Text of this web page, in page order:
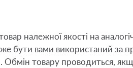
належної якості на
бути вами використаний за
товару проводиться,